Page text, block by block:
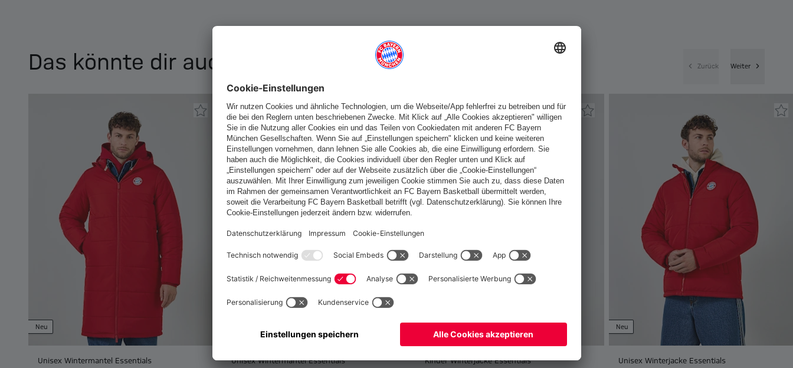
Das könnte dir auch gefallen Zurück Weiter
Neu
Unisex Wintermantel Essentials
Unisex Wintermantel Essentials
Kinder Winterjacke Essentials
Neu
Unisex Winterjacke Essentials
Möchtest du im Store Österreichbleiben?
Ja,Österreich, um dorthin zu liefern!
, um dorthin zu liefern!